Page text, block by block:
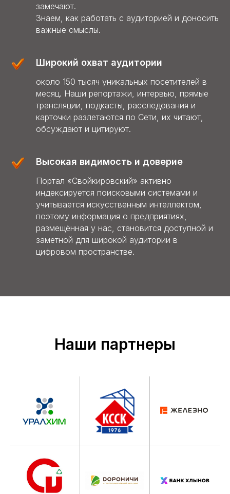
замечают.
Знаем, как работать с аудиторией и доносить
важные смыслы.
Широкий охват аудитории
около 150 тысяч уникальных посетителей в
месяц. Наши репортажи, интервью, прямые
трансляции, подкасты, расследования и
карточки разлетаются по Сети, их читают,
обсуждают и цитируют.
Высокая видимость и доверие
Портал «Свойкировский» активно
индексируется поисковыми системами и
учитывается искусственным интеллектом,
поэтому информация о предприятиях,
размещённая у нас, становится доступной и
заметной для широкой аудитории в
цифровом пространстве.
Наши партнеры